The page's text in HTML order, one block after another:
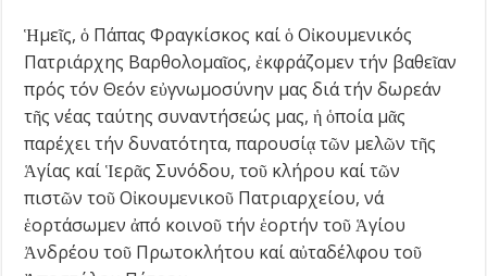
Ἡμεῖς, ὁ Πάπας Φραγκίσκος καί ὁ Οἰκουμενικός
Πατριάρχης Βαρθολομαῖος, ἐκφράζομεν τήν βαθεῖαν
πρός τόν Θεόν εὐγνωμοσύνην μας διά τήν δωρεάν
τῆς νέας ταύτης συναντήσεώς μας, ἡ ὁποία μᾶς
παρέχει τήν δυνατότητα, παρουσίᾳ τῶν μελῶν τῆς
Ἁγίας καί Ἱερᾶς Συνόδου, τοῦ κλήρου καί τῶν
πιστῶν τοῦ Οἰκουμενικοῦ Πατριαρχείου, νά
ἑορτάσωμεν ἀπό κοινοῦ τήν ἑορτήν τοῦ Ἁγίου
Ἀνδρέου τοῦ Πρωτοκλήτου καί αὐταδέλφου τοῦ